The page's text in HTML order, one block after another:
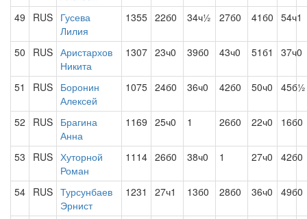
49 RUS Гусева
Лилия
1355 22б0 34ч½ 27б0 41б0 54ч1
50 RUS Аристархов
Никита
1307 23ч0 39б0 43ч0 51б1 37ч0
51 RUS Боронин
Алексей
1075 24б0 36ч0 42б0 50ч0 45б½
52 RUS Брагина
Анна
1169 25ч0 1 26б0 22ч0 16б0
53 RUS Хуторной
Роман
1114 26б0 38ч0 1 27ч0 42б0
54 RUS Турсунбаев
Эрнист
1231 27ч1 13б0 28б0 36ч0 49б0